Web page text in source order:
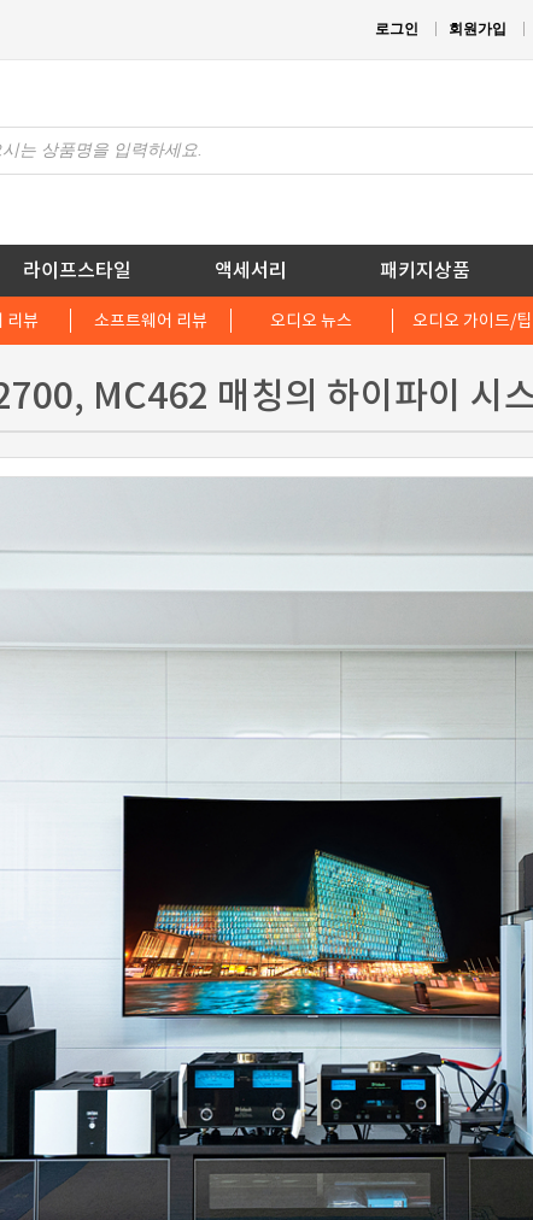
로그인 회원가입
라이프스타일 액세서리 패키지상품
리뷰 소프트웨어 리뷰 오디오 뉴스 오디오 가이드/팁
MC462 매칭의 하이파이 시